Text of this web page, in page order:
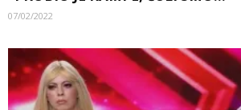
07/02/2022